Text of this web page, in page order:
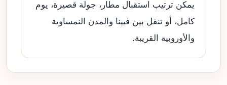
يمكن ترتيب استقبال مطار، جولة قصيرة، يوم
كامل، أو تنقل بين فيينا والمدن النمساوية
والأوروبية القريبة.